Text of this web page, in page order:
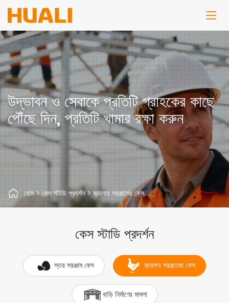
উদ্ভাবন ও সেবাকে প্রতিটি গ্রাহকের কাছে
পৌঁছে দিন, প্রতিটি খামার রক্ষা করুন
হোম>কেস স্টাডি প্রদর্শন>ব্রয়লার সরঞ্জামের কেস
কেস স্টাডি প্রদর্শন
স্তর সরঞ্জাম কেস ব্রয়লার সরঞ্জামের কেস
বাড়ি নির্মাণের মামলা